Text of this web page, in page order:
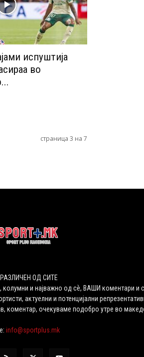
испуштија
во
страница 3 на 7
ОД СИТЕ
и најважно од сѐ, ВАШИ коментари и
актуелни и потенцијални
коментар, очекуваме подобро утре во
info@sportplus.mk